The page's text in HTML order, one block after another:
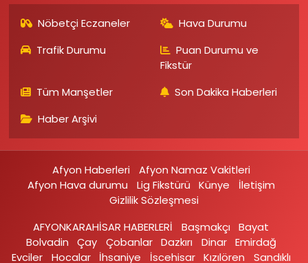
Nöbetçi Eczaneler
Hava Durumu
Trafik Durumu
Puan Durumu ve
Fikstür
Tüm Manşetler
Son Dakika Haberleri
Haber Arşivi
Afyon Haberleri
Afyon Namaz Vakitleri
Afyon Hava durumu
Lig Fikstürü Künye
İletişim
Gizlilik Sözleşmesi
AFYONKARAHİSAR HABERLERİ
Başmakçı
Bayat
Bolvadin
Çay Çobanlar Dazkırı Dinar Emirdağ‎
Evciler‎
Hocalar İhsaniye‎ İscehisar Kızılören‎ Sandıklı‎